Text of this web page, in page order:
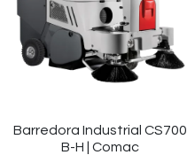
Barredora Industrial CS700
B-H | Comac